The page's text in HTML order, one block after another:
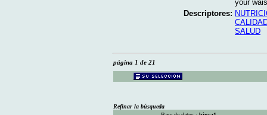
your
Descriptores:
SALUD
página 1 de 21
Refinar la búsqueda